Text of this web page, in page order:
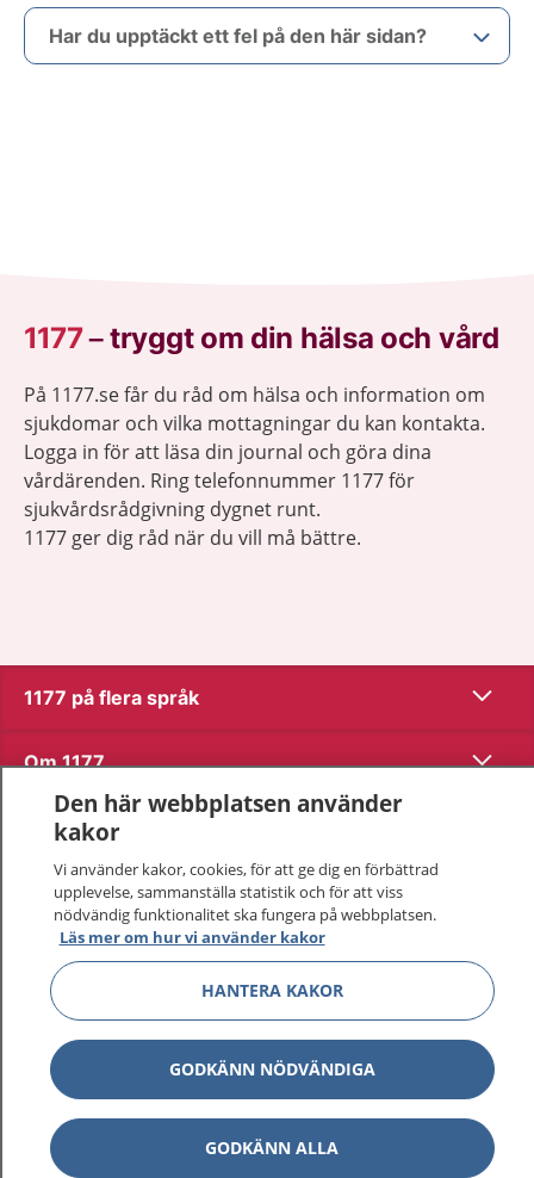
Har du upptäckt ett fel på den här sidan?
1177–tryggt om din hälsa och vård
På 1177.se får du råd om hälsa och information om
sjukdomar och vilka mottagningar du kan kontakta.
Logga in för att läsa din journal och göra dina
vårdärenden. Ring telefonnummer 1177 för
sjukvårdsrådgivning dygnet runt.
1177 ger dig råd när du vill må bättre.
1177 på flera språk Visa
Om 1177 Visa
Kontakt
Behandling av personuppgifter
Hantering av kakor
Inställningar för kakor
1177 – en tjänst frånInera.
Den här webbplatsen använder
kakor
Vi använder kakor, cookies, för att ge dig en förbättrad
upplevelse, sammanställa statistik och för att viss
nödvändig funktionalitet ska fungera på webbplatsen.
Läs mer om hur vi använder kakor
HANTERA KAKOR
GODKÄNN NÖDVÄNDIGA
GODKÄNN ALLA